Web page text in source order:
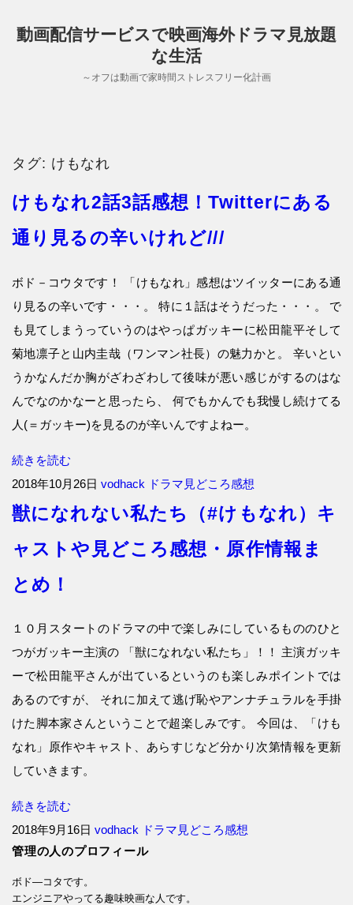
動画配信サービスで映画海外ドラマ見放題
な生活
～オフは動画で家時間ストレスフリー化計画
タグ: けもなれ
けもなれ2話3話感想！Twitterにある
通り見るの辛いけれど///
ボド－コウタです！ 「けもなれ」感想はツイッターにある通
り見るの辛いです・・・。 特に１話はそうだった・・・。 で
も見てしまうっていうのはやっぱガッキーに松田龍平そして
菊地凛子と山内圭哉（ワンマン社長）の魅力かと。 辛いとい
うかなんだか胸がざわざわして後味が悪い感じがするのはな
んでなのかなーと思ったら、 何でもかんでも我慢し続けてる
人(＝ガッキー)を見るのが辛いんですよねー。
続きを読む
2018年10月26日 vodhack ドラマ見どころ感想
獣になれない私たち（#けもなれ）キ
ャストや見どころ感想・原作情報ま
とめ！
１０月スタートのドラマの中で楽しみにしているもののひと
つがガッキー主演の 「獣になれない私たち」！！ 主演ガッキ
ーで松田龍平さんが出ているというのも楽しみポイントでは
あるのですが、 それに加えて逃げ恥やアンナチュラルを手掛
けた脚本家さんということで超楽しみです。 今回は、「けも
なれ」原作やキャスト、あらすじなど分かり次第情報を更新
していきます。
続きを読む
2018年9月16日 vodhack ドラマ見どころ感想
管理の人のプロフィール
ボド―コタです。
エンジニアやってる趣味映画な人です。